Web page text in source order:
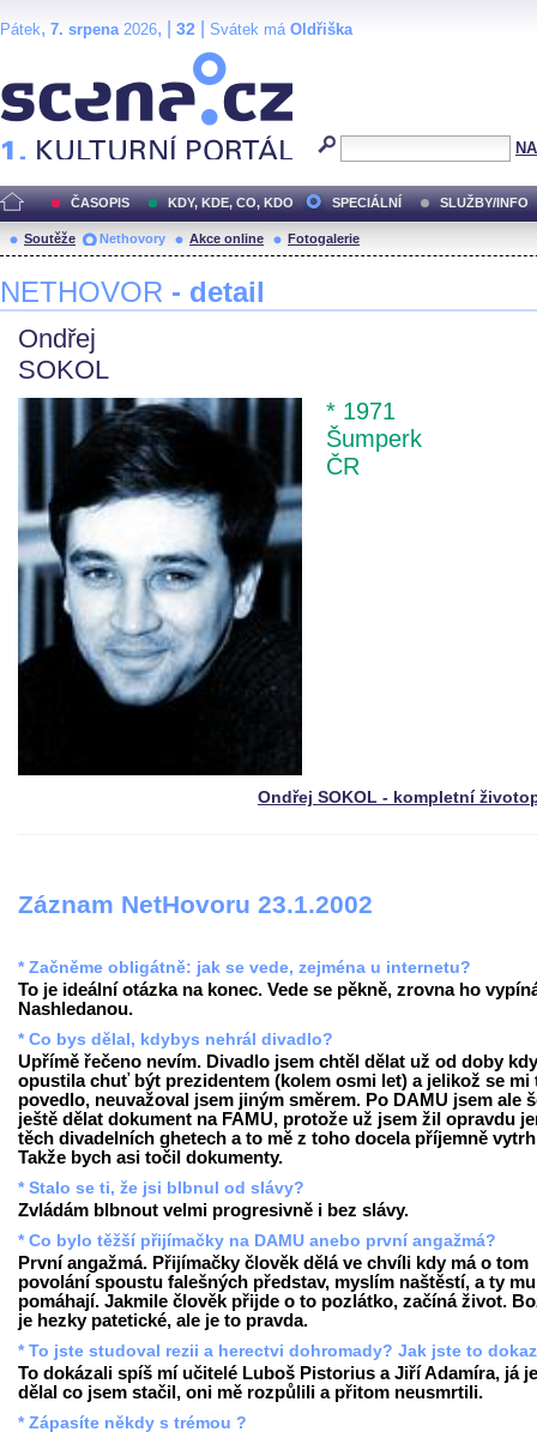
Pátek, 7. srpena2026, | 32 Svátek má Oldřiška
ČASOPIS KDY, KDE, CO, KDO SPECIÁLNÍ SLUŽBY/INFO
Soutěže Nethovory Akce online Fotogalerie
NETHOVOR - detail
Ondřej
SOKOL
* 1971
Šumperk
ČR
Ondřej SOKOL - kompletní
Záznam NetHovoru 23.1.2002
* Začněme obligátně: jak se vede, zejména u internetu?
To je ideální otázka na konec. Vede se pěkně, zrovna ho
Nashledanou.
* Co bys dělal, kdybys nehrál divadlo?
Upřímě řečeno nevím. Divadlo jsem chtěl dělat už od doby
opustila chuť být prezidentem (kolem osmi let) a jelikož se mi
povedlo, neuvažoval jsem jiným směrem. Po DAMU jsem ale
ještě dělat dokument na FAMU, protože už jsem žil opravdu
těch divadelních ghetech a to mě z toho docela příjemně
Takže bych asi točil dokumenty.
* Stalo se ti, že jsi blbnul od slávy?
Zvládám blbnout velmi progresivně i bez slávy.
* Co bylo těžší přijímačky na DAMU anebo první angažmá?
První angažmá. Přijímačky člověk dělá ve chvíli kdy má o tom
povolání spoustu falešných představ, myslím naštěstí, a ty
pomáhají. Jakmile člověk přijde o to pozlátko, začíná život.
je hezky patetické, ale je to pravda.
* To jste studoval rezii a herectvi dohromady? Jak jste to
To dokázali spíš mí učitelé Luboš Pistorius a Jiří Adamíra, já
dělal co jsem stačil, oni mě rozpůlili a přitom neusmrtili.
* Zápasíte někdy s trémou ?